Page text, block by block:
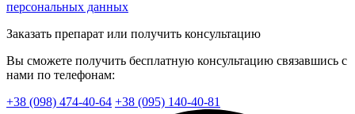
персональных данных
Заказать препарат или получить консультацию
Вы сможете получить бесплатную консультацию связавшись с
нами по телефонам:
+38 (098) 474-40-64 +38 (095) 140-40-81